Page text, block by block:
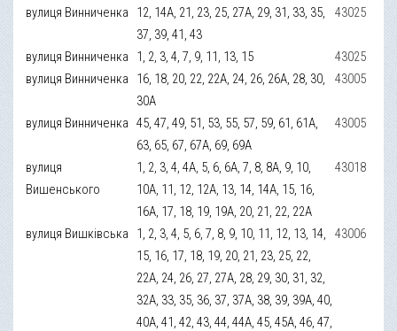
вулиця Винниченка
12, 14А, 21, 23, 25, 27А, 29, 31, 33, 35,
37, 39, 41, 43
43025
вулиця Винниченка 1, 2, 3, 4, 7, 9, 11, 13, 15
43025
вулиця Винниченка
16, 18, 20, 22, 22А, 24, 26, 26А, 28, 30,
30А
43005
вулиця Винниченка 45, 47, 49, 51, 53, 55, 57, 59, 61, 61А,
63, 65, 67, 67А, 69, 69А
43005
вулиця
Вишенського
1, 2, 3, 4, 4А, 5, 6, 6А, 7, 8, 8А, 9, 10,
10А, 11, 12, 12А, 13, 14, 14А, 15, 16,
16А, 17, 18, 19, 19А, 20, 21, 22, 22А
43018
вулиця Вишківська
1, 2, 3, 4, 5, 6, 7, 8, 9, 10, 11, 12, 13, 14,
15, 16, 17, 18, 19, 20, 21, 23, 25, 22,
22А, 24, 26, 27, 27А, 28, 29, 30, 31, 32,
32А, 33, 35, 36, 37, 37А, 38, 39, 39А, 40,
40А, 41, 42, 43, 44, 44А, 45, 45А, 46, 47,
43006